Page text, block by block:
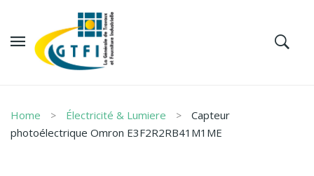
Home Électricité & Lumiere
Capteur
photoélectrique Omron E3F2R2RB41M1ME